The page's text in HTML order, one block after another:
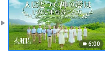
6:00